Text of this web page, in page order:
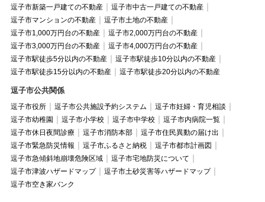
逗子市新築一戸建ての不動産
逗子市中古一戸建ての不動産
逗子市マンションの不動産
逗子市土地の不動産
逗子市1,000万円台の不動産
逗子市2,000万円台の不動産
逗子市3,000万円台の不動産
逗子市4,000万円台の不動産
逗子市駅徒歩5分以内の不動産
逗子市駅徒歩10分以内の不動産
逗子市駅徒歩15分以内の不動産
逗子市駅徒歩20分以内の不動産
逗子市公共関係
逗子市役所 逗子市公共施設予約システム
逗子市妊婦・育児相談
逗子市幼稚園
逗子市小学校 逗子市中学校
逗子市内病院一覧
逗子市休日夜間診療
逗子市消防本部
逗子市住民異動の届け出
逗子市緊急防災情報
逗子市ふるさと納税
逗子市都市計画図
逗子市急傾斜地崩壊危険区域
逗子市宅地防災について
逗子市津波ハザードマップ
逗子市土砂災害等ハザードマップ
逗子市空き家バンク